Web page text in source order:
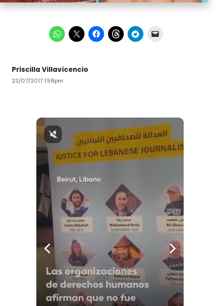
Priscilla Villavicencio
23/07/2017 1:58pm